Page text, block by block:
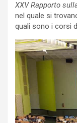
XXV Rapporto
nel quale si
quali sono i corsi